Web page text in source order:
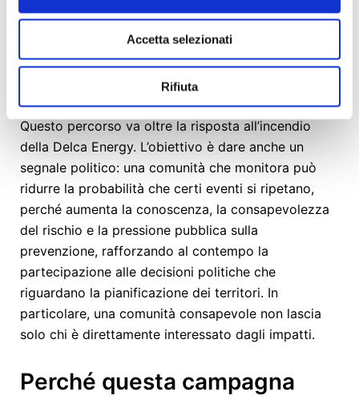
Accetta selezionati
Rifiuta
dare il segnale di una comunità vigile che osserva,
misura e chiede trasparenza. In questo senso, il
monitoraggio diventa anche un’espressione
concreta di responsabilità democratica.
Questo percorso va oltre la risposta all’incendio
della Delca Energy. L’obiettivo è dare anche un
segnale politico: una comunità che monitora può
ridurre la probabilità che certi eventi si ripetano,
perché aumenta la conoscenza, la consapevolezza
del rischio e la pressione pubblica sulla
prevenzione, rafforzando al contempo la
partecipazione alle decisioni politiche che
riguardano la pianificazione dei territori. In
particolare, una comunità consapevole non lascia
solo chi è direttamente interessato dagli impatti.
Perché questa campagna